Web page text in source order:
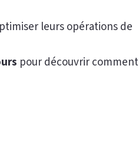
leurs opérations de
pour découvrir comment